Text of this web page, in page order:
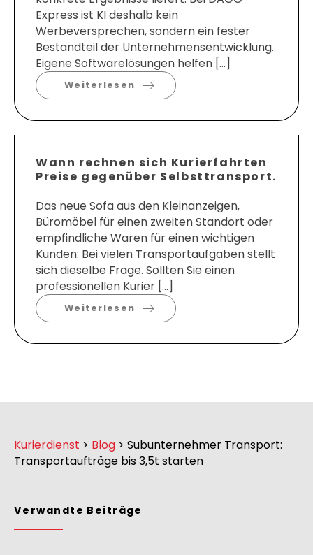
Express ist KI deshalb kein
Werbeversprechen, sondern ein fester
Bestandteil der Unternehmensentwicklung.
Eigene Softwarelösungen helfen […]
Weiterlesen
Wann rechnen sich Kurierfahrten
Preise gegenüber Selbsttransport.
Das neue Sofa aus den Kleinanzeigen,
Büromöbel für einen zweiten Standort oder
empfindliche Waren für einen wichtigen
Kunden: Bei vielen Transportaufgaben stellt
sich dieselbe Frage. Sollten Sie einen
professionellen Kurier […]
Weiterlesen
Kurierdienst > Blog > Subunternehmer Transport:
Transportaufträge bis 3,5t starten
Verwandte Beiträge